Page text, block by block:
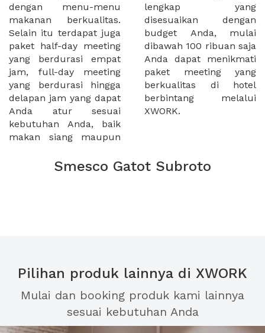
dengan menu-menu
makanan berkualitas.
Selain itu terdapat juga
paket half-day meeting
yang berdurasi empat
jam, full-day meeting
yang berdurasi hingga
delapan jam yang dapat
Anda atur sesuai
kebutuhan Anda, baik
makan siang maupun
lengkap yang
disesuaikan dengan
budget Anda, mulai
dibawah 100 ribuan saja
Anda dapat menikmati
paket meeting yang
berkualitas di hotel
berbintang melalui
XWORK.
Smesco Gatot Subroto
Pilihan produk lainnya di XWORK
Mulai dan booking produk kami lainnya
sesuai kebutuhan Anda